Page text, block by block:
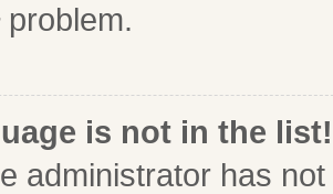
problem.
is not in the list!
administrator has